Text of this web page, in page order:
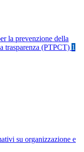
la prevenzione della
trasparenza (PTPCT) 1
su organizzazione e